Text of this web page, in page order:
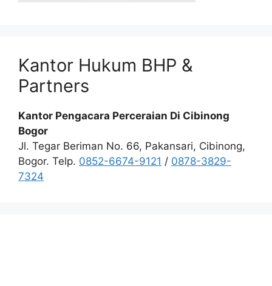
Kantor Hukum BHP &
Partners
Kantor Pengacara Perceraian Di Cibinong
Bogor
Jl. Tegar Beriman No. 66, Pakansari, Cibinong,
Bogor. Telp. 0852-6674-9121 / 0878-3829-
7324